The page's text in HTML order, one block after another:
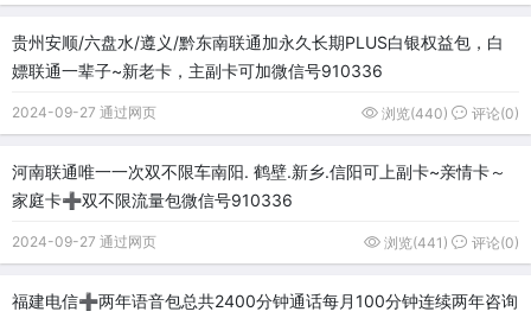
贵州安顺/六盘水/遵义/黔东南联通加永久长期PLUS白银权益包，白
嫖联通一辈子~新老卡，主副卡可加微信号910336
2024-09-27 通过网页 浏览(440) 评论(0)
河南联通唯一一次双不限车南阳. 鹤壁.新乡.信阳可上副卡~亲情卡～
家庭卡➕双不限流量包微信号910336
2024-09-27 通过网页 浏览(441) 评论(0)
福建电信➕两年语音包总共2400分钟通话每月100分钟连续两年咨询